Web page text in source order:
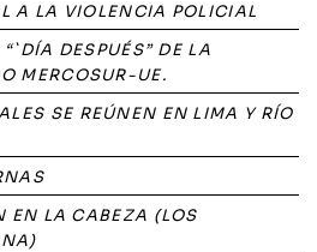
A LA VIOLENCIA POLICIAL
DESPUÉS” DE LA
MERCOSUR-UE.
SE REÚNEN EN LIMA Y RÍO
EN LA CABEZA (LOS